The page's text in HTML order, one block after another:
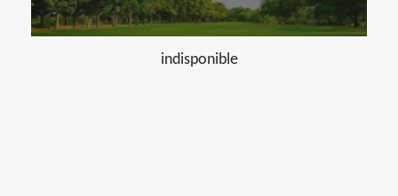
indisponible